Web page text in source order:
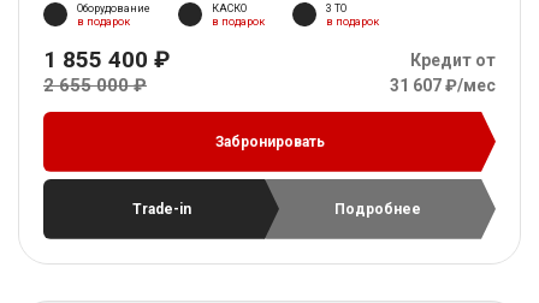
Оборудование
в подарок
КАСКО
в подарок
3 ТО
в подарок
1 855 400 ₽
2 655 000 ₽
Кредит от
31 607 ₽/мес
Забронировать
Trade-in Подробнее